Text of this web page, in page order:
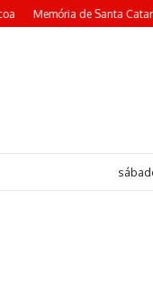
Memória de Santa